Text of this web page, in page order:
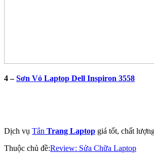
4 –Sơn Vỏ Laptop Dell Inspiron 3558
Dịch vụ Tân Trang Laptop giá tốt, chất
Thuộc chủ đề:Review: Sửa Chữa Laptop